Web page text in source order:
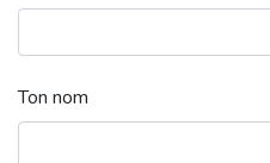
Ton nom